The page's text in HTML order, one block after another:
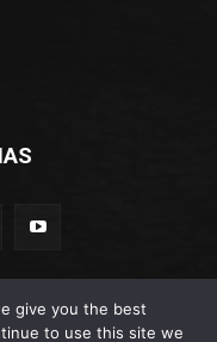
give you the best
to use this site we